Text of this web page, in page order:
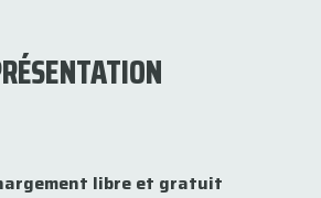
libre et gratuit